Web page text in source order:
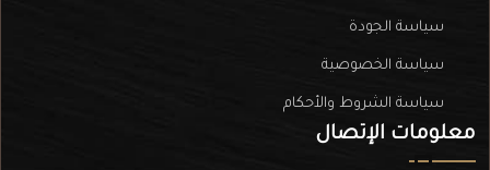
سياسة الجودة
سياسة الخصوصية
سياسة الشروط والأحكام
معلومات الإتصال